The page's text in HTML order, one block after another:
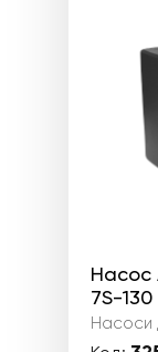
Насос
7S-
Насоси